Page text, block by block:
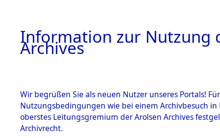
Information zur Nutzung
Archives
Wir begrüßen Sie als neuen Nutzer unseres Portals!
Nutzungsbedingungen wie bei einem Archivbesuch
oberstes Leitungsgremium der Arolsen Archives
Archivrecht.